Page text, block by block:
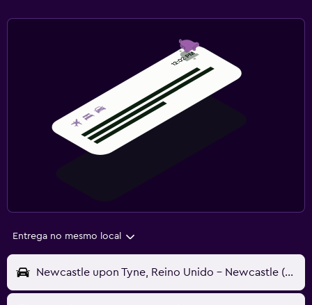
Entrega no mesmo local
Newcastle upon Tyne, Reino Unido - Newcastle (NCL)